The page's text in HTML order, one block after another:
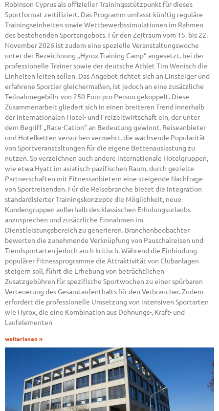
Robinson Cyprus als offizieller Trainingsstützpunkt für dieses
Sportformat zertifiziert. Das Programm umfasst künftig reguläre
Trainingseinheiten sowie Wettbewerbssimulationen im Rahmen
des bestehenden Sportangebots. Für den Zeitraum vom 15. bis 22.
November 2026 ist zudem eine spezielle Veranstaltungswoche
unter der Bezeichnung „Hyrox Training Camp“ angesetzt, bei der
professionelle Trainer sowie der deutsche Athlet Tim Wenisch die
Einheiten leiten sollen. Das Angebot richtet sich an Einsteiger und
erfahrene Sportler gleichermaßen, ist jedoch an eine zusätzliche
Teilnahmegebühr von 250 Euro pro Person gekoppelt. Diese
Zusammenarbeit gliedert sich in einen breiteren Trend innerhalb
der internationalen Hotel- und Freizeitwirtschaft ein, der unter
dem Begriff „Race-Cation“ an Bedeutung gewinnt. Reiseanbieter
und Hotelketten versuchen vermehrt, die wachsende Popularität
von Sportveranstaltungen für die eigene Bettenauslastung zu
nutzen. So verzeichnen auch andere internationale Hotelgruppen,
wie etwa Hyatt im asiatisch-pazifischen Raum, durch gezielte
Partnerschaften mit Fitnessanbietern eine steigende Nachfrage
von Sportreisenden. Für die Reisebranche bietet die Integration
standardisierter Trainingskonzepte die Möglichkeit, neue
Kundengruppen außerhalb des klassischen Erholungsurlaubs
anzusprechen und zusätzliche Einnahmen im
Dienstleistungsbereich zu generieren. Branchenbeobachter
bewerten die zunehmende Verknüpfung von Pauschalreisen und
Trendsportarten jedoch auch kritisch. Während die Einbindung
populärer Fitnessprogramme die Attraktivität von Clubanlagen
steigern soll, führt die Erhebung von beträchtlichen
Zusatzgebühren für spezifische Sportwochen zu einer spürbaren
Verteuerung des Gesamtaufenthalts für den Verbraucher. Zudem
erfordert die professionelle Umsetzung von intensiven Sportarten
wie Hyrox, die eine Kombination aus Dehnungs-, Kraft- und
Laufelementen
weiterlesen »